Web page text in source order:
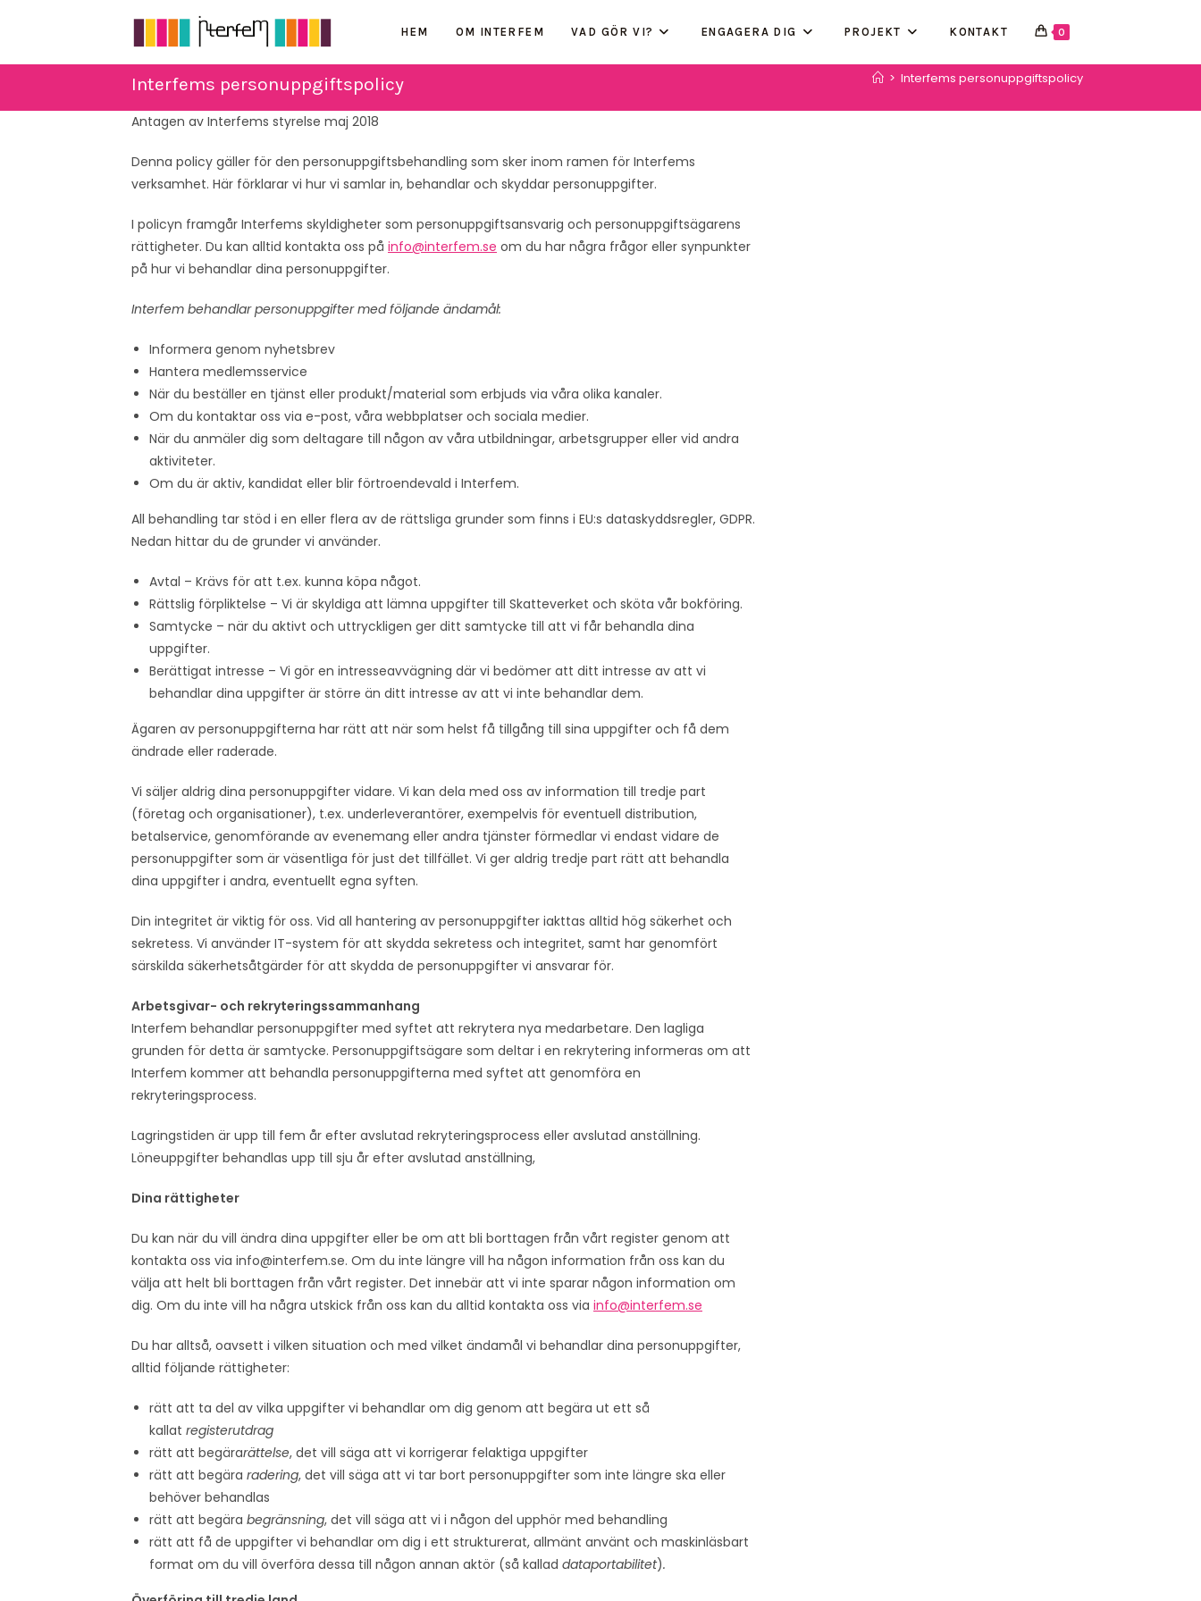
HEM OM INTERFEM VAD GÖR VI? ENGAGERA DIG PROJEKT KONTAKT 0
Interfems personuppgiftspolicy > Interfems personuppgiftspolicy
Antagen av Interfems styrelse maj 2018
Denna policy gäller för den personuppgiftsbehandling som sker inom ramen för Interfems
verksamhet. Här förklarar vi hur vi samlar in, behandlar och skyddar personuppgifter.
I policyn framgår Interfems skyldigheter som personuppgiftsansvarig och personuppgiftsägarens
rättigheter. Du kan alltid kontakta oss på info@interfem.se om du har några frågor eller synpunkter
på hur vi behandlar dina personuppgifter.
Interfem behandlar personuppgifter med följande ändamål:
Informera genom nyhetsbrev
Hantera medlemsservice
När du beställer en tjänst eller produkt/material som erbjuds via våra olika kanaler.
Om du kontaktar oss via e-post, våra webbplatser och sociala medier.
När du anmäler dig som deltagare till någon av våra utbildningar, arbetsgrupper eller vid andra
aktiviteter.
Om du är aktiv, kandidat eller blir förtroendevald i Interfem.
All behandling tar stöd i en eller flera av de rättsliga grunder som finns i EU:s dataskyddsregler, GDPR.
Nedan hittar du de grunder vi använder.
Avtal – Krävs för att t.ex. kunna köpa något.
Rättslig förpliktelse – Vi är skyldiga att lämna uppgifter till Skatteverket och sköta vår bokföring.
Samtycke – när du aktivt och uttryckligen ger ditt samtycke till att vi får behandla dina
uppgifter.
Berättigat intresse – Vi gör en intresseavvägning där vi bedömer att ditt intresse av att vi
behandlar dina uppgifter är större än ditt intresse av att vi inte behandlar dem.
Ägaren av personuppgifterna har rätt att när som helst få tillgång till sina uppgifter och få dem
ändrade eller raderade.
Vi säljer aldrig dina personuppgifter vidare. Vi kan dela med oss av information till tredje part
(företag och organisationer), t.ex. underleverantörer, exempelvis för eventuell distribution,
betalservice, genomförande av evenemang eller andra tjänster förmedlar vi endast vidare de
personuppgifter som är väsentliga för just det tillfället. Vi ger aldrig tredje part rätt att behandla
dina uppgifter i andra, eventuellt egna syften.
Din integritet är viktig för oss. Vid all hantering av personupp­gifter iakttas alltid hög säkerhet och
sekretess. Vi använder IT-system för att skydda sekretess och integritet, samt har genomfört
särskilda säkerhetsåtgärder för att skydda de personuppgifter vi ansvarar för.
Arbetsgivar- och rekryteringssammanhang
Interfem behandlar personuppgifter med syftet att rekrytera nya medarbetare. Den lagliga
grunden för detta är samtycke. Personuppgiftsägare som deltar i en rekrytering informeras om att
Interfem kommer att behandla personuppgifterna med syftet att genomföra en
rekryteringsprocess.
Lagringstiden är upp till fem år efter avslutad rekryteringsprocess eller avslutad anställning.
Löneuppgifter behandlas upp till sju år efter avslutad anställning,
Dina rättigheter
Du kan när du vill ändra dina uppgifter eller be om att bli borttagen från vårt register genom att
kontakta oss via info@interfem.se. Om du inte längre vill ha någon information från oss kan du
välja att helt bli borttagen från vårt register. Det innebär att vi inte sparar någon information om
dig. Om du inte vill ha några utskick från oss kan du alltid kontakta oss via info@interfem.se
Du har alltså, oavsett i vilken situation och med vilket ändamål vi behandlar dina personuppgifter,
alltid följande rättigheter:
rätt att ta del av vilka uppgifter vi behandlar om dig genom att begära ut ett så
kallat registerutdrag
rätt att begärarättelse, det vill säga att vi korrigerar felaktiga uppgifter
rätt att begära radering, det vill säga att vi tar bort personuppgifter som inte längre ska eller
behöver behandlas
rätt att begära begränsning, det vill säga att vi i någon del upphör med behandling
rätt att få de uppgifter vi behandlar om dig i ett strukturerat, allmänt använt och maskinläsbart
format om du vill överföra dessa till någon annan aktör (så kallad dataportabilitet).